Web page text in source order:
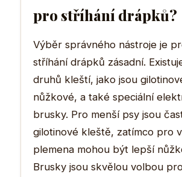
pro stříhání drápků?
Výběr správného nástroje je
stříhání drápků zásadní.
druhů kleští, jako jsou
nůžkové, a také speciální
brusky. Pro menší psy jsou
gilotinové kleště, zatímco pro
plemena mohou být lepší
Brusky jsou skvělou volbou